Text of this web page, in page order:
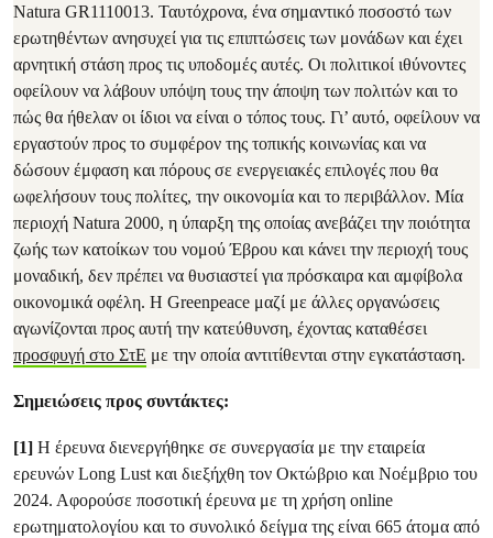
Natura GR1110013. Ταυτόχρονα, ένα σημαντικό ποσοστό των
ερωτηθέντων ανησυχεί για τις επιπτώσεις των μονάδων και έχει
αρνητική στάση προς τις υποδομές αυτές. Οι πολιτικοί ιθύνοντες
οφείλουν να λάβουν υπόψη τους την άποψη των πολιτών και το
πώς θα ήθελαν οι ίδιοι να είναι ο τόπος τους. Γι’ αυτό, οφείλουν να
εργαστούν προς το συμφέρον της τοπικής κοινωνίας και να
δώσουν έμφαση και πόρους σε ενεργειακές επιλογές που θα
ωφελήσουν τους πολίτες, την οικονομία και το περιβάλλον. Μία
περιοχή Natura 2000, η ύπαρξη της οποίας ανεβάζει την ποιότητα
ζωής των κατοίκων του νομού Έβρου και κάνει την περιοχή τους
μοναδική, δεν πρέπει να θυσιαστεί για πρόσκαιρα και αμφίβολα
οικονομικά οφέλη. Η Greenpeace μαζί με άλλες οργανώσεις
αγωνίζονται προς αυτή την κατεύθυνση, έχοντας καταθέσει
προσφυγή στο ΣτΕ με την οποία αντιτίθενται στην εγκατάσταση.
Σημειώσεις προς συντάκτες:
[1] Η έρευνα διενεργήθηκε σε συνεργασία με την εταιρεία
ερευνών Long Lust και διεξήχθη τον Οκτώβριο και Νοέμβριο του
2024. Αφορούσε ποσοτική έρευνα με τη χρήση online
ερωτηματολογίου και το συνολικό δείγμα της είναι 665 άτομα από